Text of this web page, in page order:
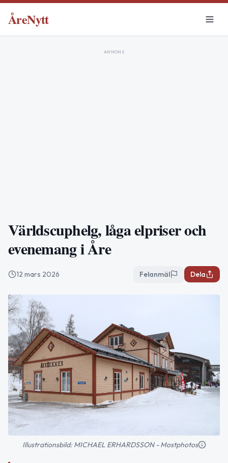
ÅreNytt
ANNONS
Världscuphelg, låga elpriser och
evenemang i Åre
12 mars 2026 Felanmäl Dela
Illustrationsbild: MICHAEL ERHARDSSON - Mostphotos